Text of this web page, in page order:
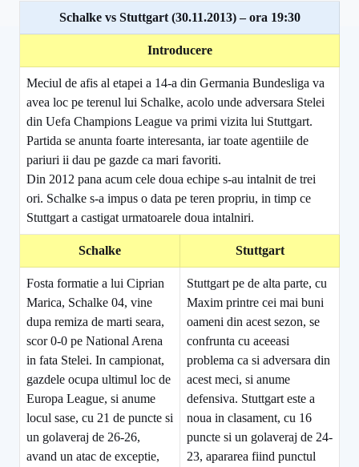
Schalke vs Stuttgart (30.11.2013) – ora 19:30
Introducere
Meciul de afis al etapei a 14-a din Germania Bundesliga va
avea loc pe terenul lui Schalke, acolo unde adversara Stelei
din Uefa Champions League va primi vizita lui Stuttgart.
Partida se anunta foarte interesanta, iar toate agentiile de
pariuri ii dau pe gazde ca mari favoriti.
Din 2012 pana acum cele doua echipe s-au intalnit de trei
ori. Schalke s-a impus o data pe teren propriu, in timp ce
Stuttgart a castigat urmatoarele doua intalniri.
Schalke Stuttgart
Fosta formatie a lui Ciprian
Marica, Schalke 04, vine
dupa remiza de marti seara,
scor 0-0 pe National Arena
in fata Stelei. In campionat,
gazdele ocupa ultimul loc de
Europa League, si anume
locul sase, cu 21 de puncte si
un golaveraj de 26-26,
avand un atac de exceptie,
Stuttgart pe de alta parte, cu
Maxim printre cei mai buni
oameni din acest sezon, se
confrunta cu aceeasi
problema ca si adversara din
acest meci, si anume
defensiva. Stuttgart este a
noua in clasament, cu 16
puncte si un golaveraj de 24-
23, apararea fiind punctul